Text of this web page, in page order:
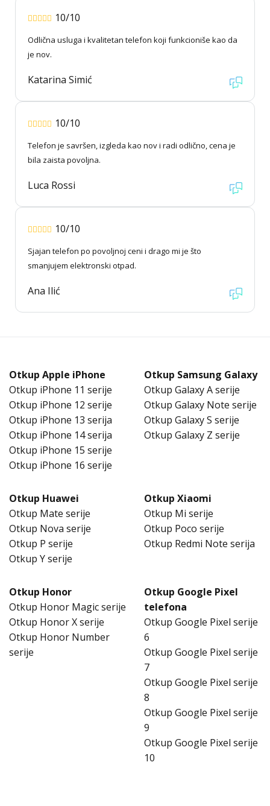
10/10
Odlična usluga i kvalitetan telefon koji funkcioniše kao da
je nov.
Katarina Simić
10/10
Telefon je savršen, izgleda kao nov i radi odlično, cena je
bila zaista povoljna.
Luca Rossi
10/10
Sjajan telefon po povoljnoj ceni i drago mi je što
smanjujem elektronski otpad.
Ana Ilić
Otkup Apple iPhone
Otkup iPhone 11 serije
Otkup iPhone 12 serije
Otkup iPhone 13 serija
Otkup iPhone 14 serija
Otkup iPhone 15 serije
Otkup iPhone 16 serije
Otkup Samsung Galaxy
Otkup Galaxy A serije
Otkup Galaxy Note serije
Otkup Galaxy S serije
Otkup Galaxy Z serije
Otkup Huawei
Otkup Mate serije
Otkup Nova serije
Otkup P serije
Otkup Y serije
Otkup Xiaomi
Otkup Mi serije
Otkup Poco serije
Otkup Redmi Note serija
Otkup Honor
Otkup Honor Magic serije
Otkup Honor X serije
Otkup Honor Number
serije
Otkup Google Pixel
telefona
Otkup Google Pixel serije
6
Otkup Google Pixel serije
7
Otkup Google Pixel serije
8
Otkup Google Pixel serije
9
Otkup Google Pixel serije
10